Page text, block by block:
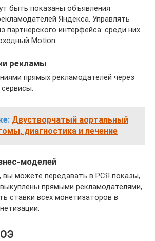
быть показаны объявления
Яндекса. Управлять
партнерского интерфейса: среди них
Motion.
рекламы
прямых рекламодателей через
сервисы.
Двустворчатый аортальный
диагностика и лечение
моделей
вы можете передавать в РСЯ показы,
прямыми рекламодателями,
ставки всех монетизаторов в